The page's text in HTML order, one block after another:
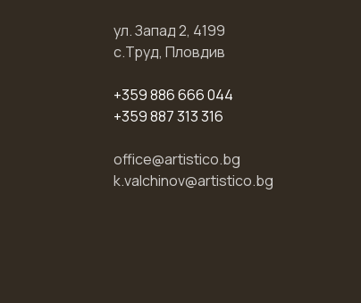
ул. Запад 2, 4199
с.Труд, Пловдив
+359 886 666 044
+359 887 313 316
office@artistico.bg
k.valchinov@artistico.bg